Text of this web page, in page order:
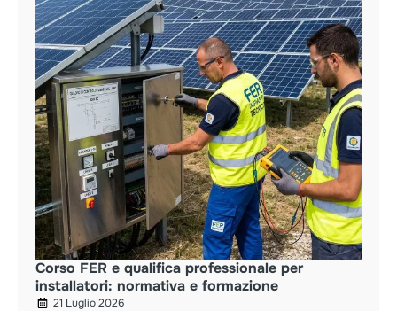
Corso FER e qualifica professionale per
installatori: normativa e formazione
21 Luglio 2026